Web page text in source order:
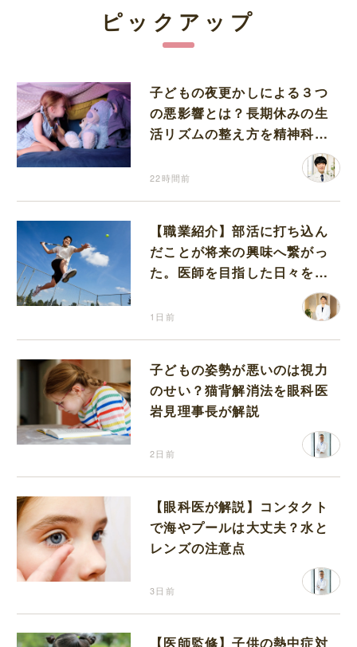
ピックアップ
子どもの夜更かしによる３つ
の悪影響とは？長期休みの生
活リズムの整え方を精神科医
22時間前
【職業紹介】部活に打ち込ん
だことが将来の興味へ繋がっ
た。医師を目指した日々を振
1日前
子どもの姿勢が悪いのは視力
のせい？猫背解消法を眼科医
岩見理事長が解説
2日前
【眼科医が解説】コンタクト
で海やプールは大丈夫？水と
レンズの注意点
3日前
【医師監修】子供の熱中症対